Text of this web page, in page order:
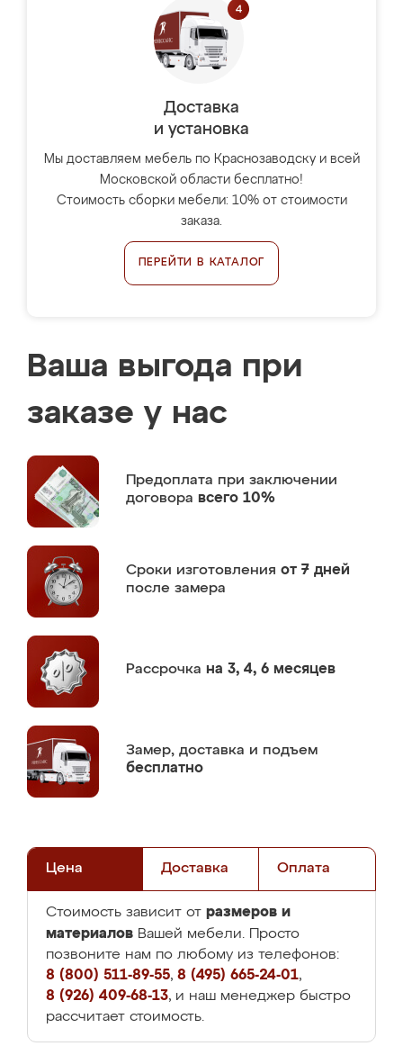
Доставка
и установка
Мы доставляем мебель по Краснозаводску и всей
Московской области бесплатно!
Стоимость сборки мебели: 10% от стоимости
заказа.
ПЕРЕЙТИ В КАТАЛОГ
Ваша выгода при
заказе у нас
Предоплата при заключении
договора всего 10%
Сроки изготовления от 7 дней
после замера
Рассрочка на 3, 4, 6 месяцев
Замер, доставка и подъем
бесплатно
Цена Доставка Оплата
Стоимость зависит от размеров и
материалов Вашей мебели. Просто
позвоните нам по любому из телефонов:
8 (800) 511-89-55, 8 (495) 665-24-01,
8 (926) 409-68-13, и наш менеджер быстро
рассчитает стоимость.